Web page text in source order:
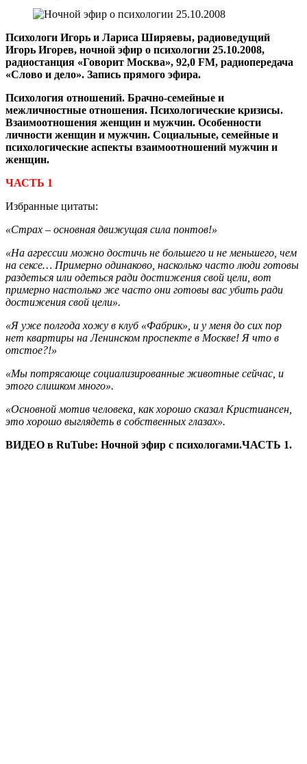
Психологи Игорь и Лариса Ширяевы, радиоведущий
Игорь Игорев, ночной эфир о психологии 25.10.2008,
радиостанция «Говорит Москва», 92,0 FM, радиопередача
«Слово и дело». Запись прямого эфира.
Психология отношений. Брачно-семейные и
межличностные отношения. Психологические кризисы.
Взаимоотношения женщин и мужчин. Особенности
личности женщин и мужчин. Социальные, семейные и
психологические аспекты взаимоотношений мужчин и
женщин.
ЧАСТЬ 1
Избранные цитаты:
«Страх – основная движущая сила понтов!»
«На агрессии можно достичь не большего и не меньшего, чем
на сексе… Примерно одинаково, насколько часто люди готовы
раздеться или одеться ради достижения свой цели, вот
примерно настолько же часто они готовы вас убить ради
достижения свой цели».
«Я уже полгода хожу в клуб «Фабрик», и у меня до сих пор
нет квартиры на Ленинском проспекте в Москве! Я что в
отстое?!»
«Мы потрясающе социализированные животные сейчас, и
этого слишком много».
«Основной мотив человека, как хорошо сказал Кристиансен,
это хорошо выглядеть в собственных глазах».
ВИДЕО в RuTube: Ночной эфир с психологами.ЧАСТЬ 1.